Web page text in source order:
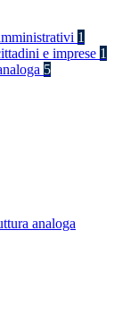
1
e imprese 1
5
analoga